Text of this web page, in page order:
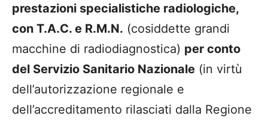
prestazioni specialistiche radiologiche,
con T.A.C. e R.M.N. (cosiddette grandi
macchine di radiodiagnostica) per conto
del Servizio Sanitario Nazionale (in virtù
dell’autorizzazione regionale e
dell’accreditamento rilasciati dalla Regione